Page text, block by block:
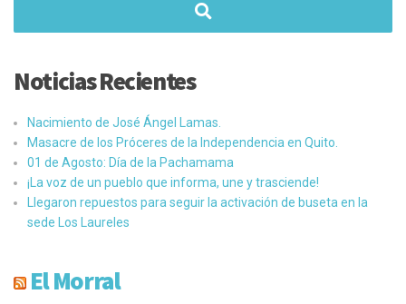
Noticias Recientes
Nacimiento de José Ángel Lamas.
Masacre de los Próceres de la Independencia en Quito.
01 de Agosto: Día de la Pachamama
¡La voz de un pueblo que informa, une y trasciende!
Llegaron repuestos para seguir la activación de buseta en la
sede Los Laureles
El Morral